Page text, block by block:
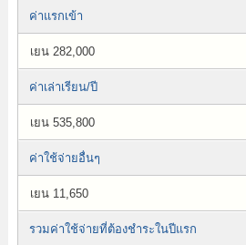
ค่าแรกเข้า
เยน 282,000
ค่าเล่าเรียน/ปี
เยน 535,800
ค่าใช้จ่ายอื่นๆ
เยน 11,650
รวมค่าใช้จ่ายที่ต้องชำระในปีแรก